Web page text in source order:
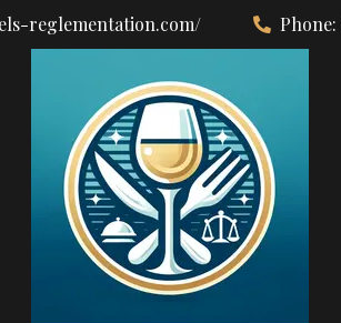
reglementation.com/ Phone: